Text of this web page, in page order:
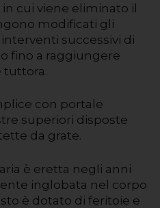
cui viene eliminato il
modificati gli
successivi di
fino a raggiungere
tuttora.
con portale
superiori disposte
da grate.
è eretta negli anni
inglobata nel corpo
è dotato di feritoie e